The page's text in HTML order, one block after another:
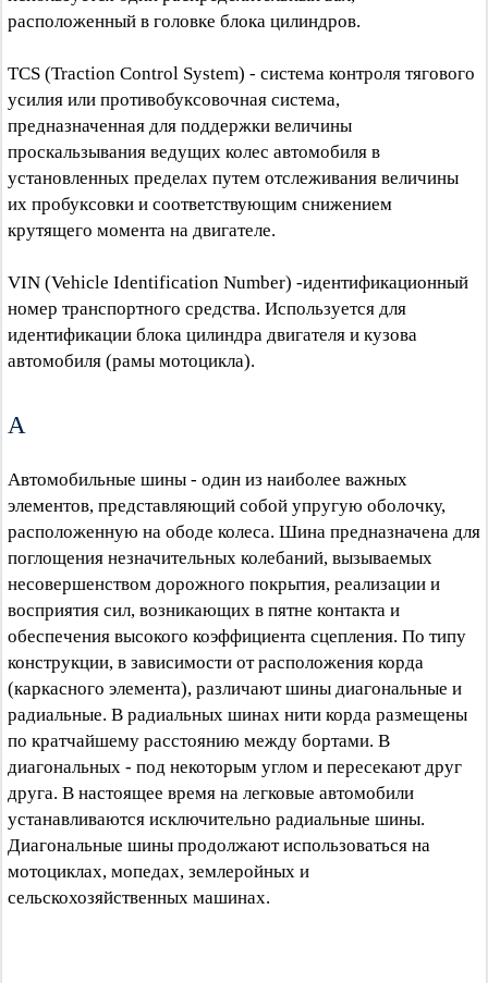
расположенный в головке блока цилиндров.
TCS (Traction Control System) - система контроля тягового
усилия или противобуксовочная система,
предназначенная для поддержки величины
проскальзывания ведущих колес автомобиля в
установленных пределах путем отслеживания величины
их пробуксовки и соответствующим снижением
крутящего момента на двигателе.
VIN (Vehicle Identification Number) -идентификационный
номер транспортного средства. Используется для
идентификации блока цилиндра двигателя и кузова
автомобиля (рамы мотоцикла).
А
Автомобильные шины - один из наиболее важных
элементов, представляющий собой упругую оболочку,
расположенную на ободе колеса. Шина предназначена для
поглощения незначительных колебаний, вызываемых
несовершенством дорожного покрытия, реализации и
восприятия сил, возникающих в пятне контакта и
обеспечения высокого коэффициента сцепления. По типу
конструкции, в зависимости от расположения корда
(каркасного элемента), различают шины диагональные и
радиальные. В радиальных шинах нити корда размещены
по кратчайшему расстоянию между бортами. В
диагональных - под некоторым углом и пересекают друг
друга. В настоящее время на легковые автомобили
устанавливаются исключительно радиальные шины.
Диагональные шины продолжают использоваться на
мотоциклах, мопедах, землеройных и
сельскохозяйственных машинах.